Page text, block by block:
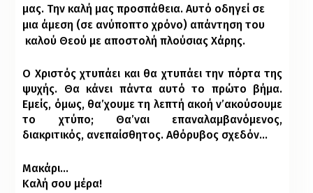
μας. Την καλή μας προσπάθεια. Αυτό οδηγεί σε
μια άμεση (σε ανύποπτο χρόνο) απάντηση του
καλού Θεού με αποστολή πλούσιας Χάρης.
Ο Χριστός χτυπάει και θα χτυπάει την πόρτα της
ψυχής. Θα κάνει πάντα αυτό το πρώτο βήμα.
Εμείς, όμως, θα’χουμε τη λεπτή ακοή ν’ακούσουμε
το χτύπο; Θα’ναι επαναλαμβανόμενος,
διακριτικός, ανεπαίσθητος. Αθόρυβος σχεδόν…
Μακάρι…
Καλή σου μέρα!